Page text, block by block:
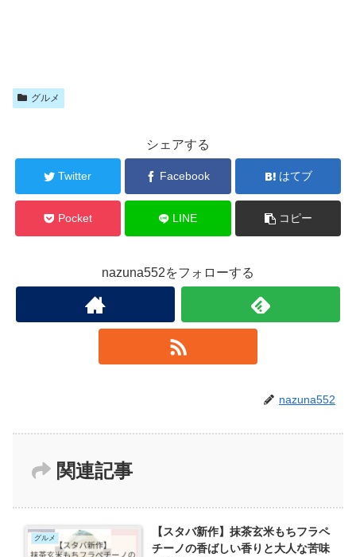
グルメ
シェアする
Twitter Facebook はてブ
Pocket LINE コピー
nazuna552をフォローする
nazuna552
関連記事
グルメ
【スタバ新作】抹茶玄米もちフラペ
チーノの香ばしい香りと大人な苦味